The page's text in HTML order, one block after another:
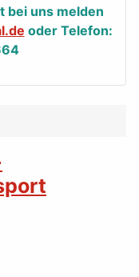
bei uns melden
oder Telefon: